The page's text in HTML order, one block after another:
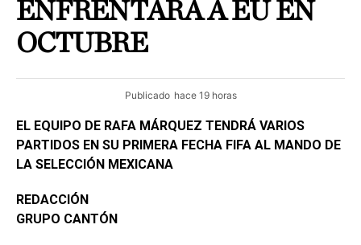
ENFRENTARÁ A EU EN
OCTUBRE
Publicado hace 19 horas
EL EQUIPO DE RAFA MÁRQUEZ TENDRÁ VARIOS
PARTIDOS EN SU PRIMERA FECHA FIFA AL MANDO DE
LA SELECCIÓN MEXICANA
REDACCIÓN
GRUPO CANTÓN